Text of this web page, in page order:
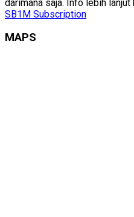
darimana saja. Info lebih
SB1M Subscription
MAPS